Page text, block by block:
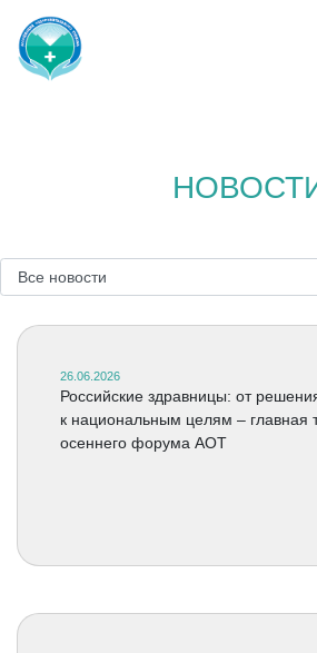
26.06.2026
Российские здравницы: от
к национальным целям – главная
осеннего форума АОТ